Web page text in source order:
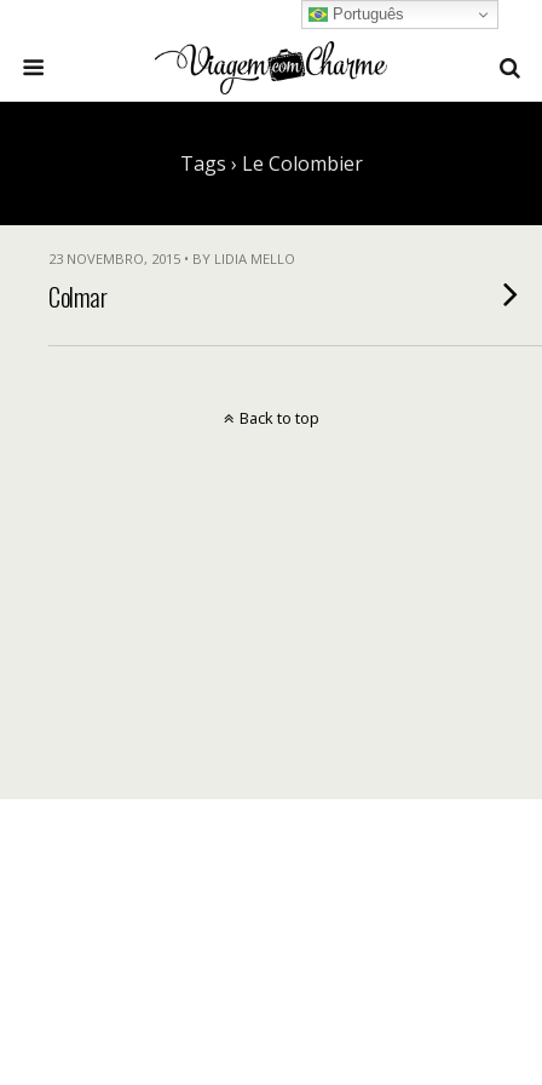
Tags › Le Colombier
23 NOVEMBRO, 2015 • BY LIDIA MELLO
Colmar
Português
Back to top